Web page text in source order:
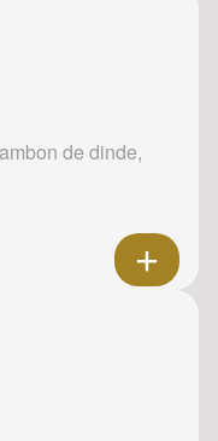
de dinde,